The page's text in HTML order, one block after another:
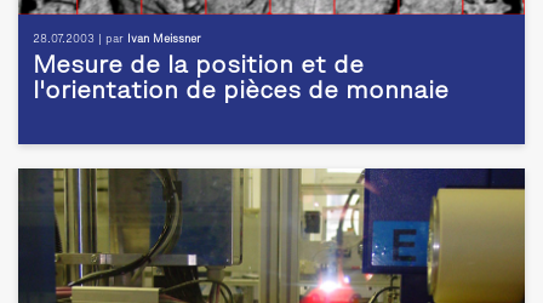
28.07.2003 | par Ivan Meissner
Mesure de la position et de
l'orientation de pièces de monnaie